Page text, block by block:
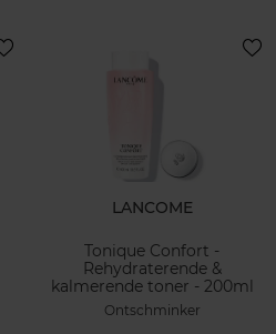
LANCOME
Tonique Confort -
Rehydraterende &
kalmerende toner - 200ml
Ontschminker